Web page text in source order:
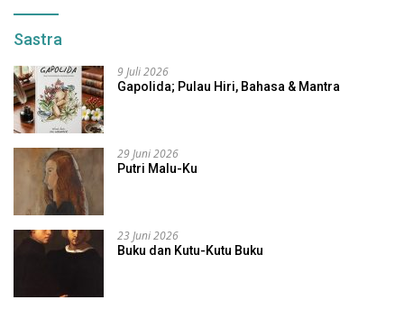
Sastra
9 Juli 2026
Gapolida; Pulau Hiri, Bahasa & Mantra
29 Juni 2026
Putri Malu-Ku
23 Juni 2026
Buku dan Kutu-Kutu Buku